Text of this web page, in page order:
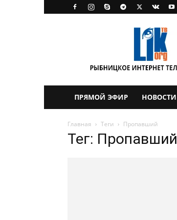
ПРЯМОЙ ЭФИР НОВОСТИ
Главная Теги Пропавший
Тег: Пропавший